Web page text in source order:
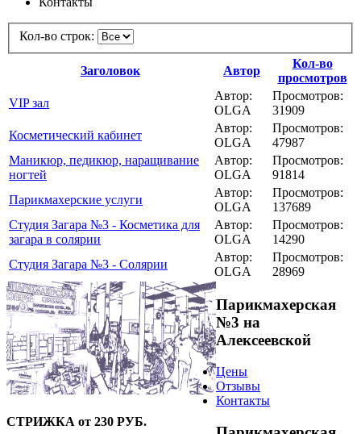
Кол-во строк:
Заголовок Автор
Кол-во
просмотров
VIP зал
Автор:
OLGA
Просмотров:
31909
Косметический кабинет
Автор:
OLGA
Просмотров:
47987
Маникюр, педикюр, наращивание
ногтей
Автор:
OLGA
Просмотров:
91814
Парикмахерские услуги
Автор:
OLGA
Просмотров:
137689
Студия Загара №3 - Косметика для
загара в солярии
Автор:
OLGA
Просмотров:
14290
Студия Загара №3 - Солярии
Автор:
OLGA
Просмотров:
28969
СТРИЖКА от 230 РУБ.
Парикмахерская
№3 на
Алексеевской
Цены
Отзывы
Контакты